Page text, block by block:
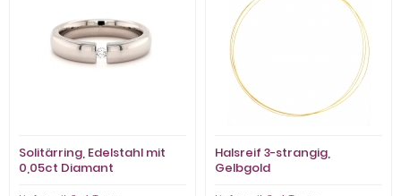
Solitärring, Edelstahl mit
0,05ct Diamant
Halsreif 3-strangig,
Gelbgold